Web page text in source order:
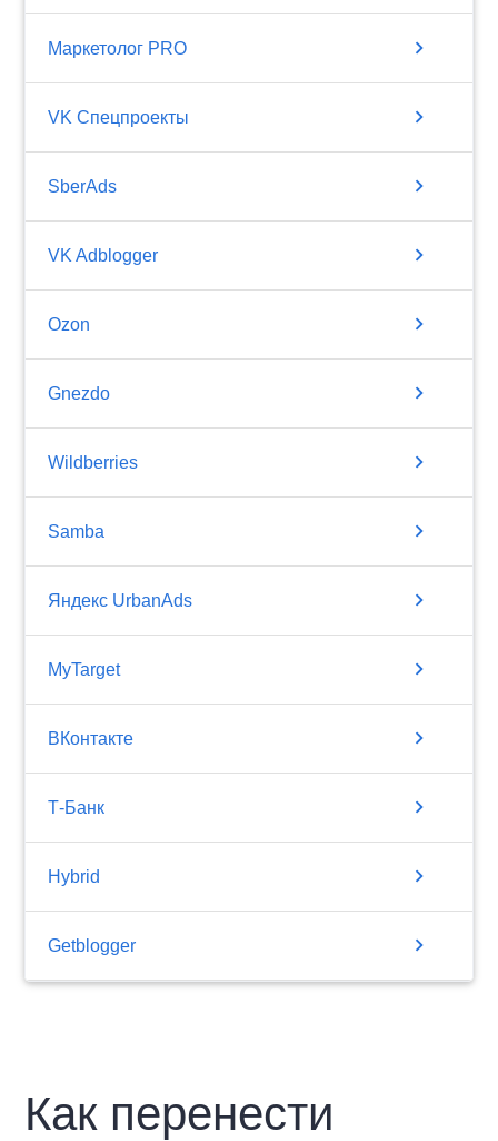
Маркетолог PRO chevron_right
VK Спецпроекты chevron_right
SberAds chevron_right
VK Adblogger chevron_right
Ozon chevron_right
Gnezdo chevron_right
Wildberries chevron_right
Samba chevron_right
Яндекс UrbanAds chevron_right
MyTarget chevron_right
ВКонтакте chevron_right
Т-Банк chevron_right
Hybrid chevron_right
Getblogger chevron_right
Как перенести